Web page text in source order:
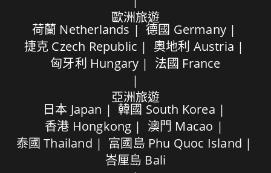
歐洲旅遊
荷蘭 Netherlands
德國 Germany
捷克 Czech Republic
奧地利 Austria
匈牙利 Hungary
法國 France
亞洲旅遊
日本 Japan
韓國 South Korea
香港 Hongkong
澳門 Macao
泰國 Thailand
富國島 Phu Quoc Island
峇厘島 Bali